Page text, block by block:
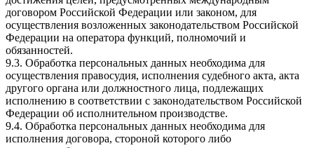
договором Российской Федерации или законом, для
осуществления возложенных законодательством Российской
Федерации на оператора функций, полномочий и
обязанностей.
9.3. Обработка персональных данных необходима для
осуществления правосудия, исполнения судебного акта, акта
другого органа или должностного лица, подлежащих
исполнению в соответствии с законодательством Российской
Федерации об исполнительном производстве.
9.4. Обработка персональных данных необходима для
исполнения договора, стороной которого либо